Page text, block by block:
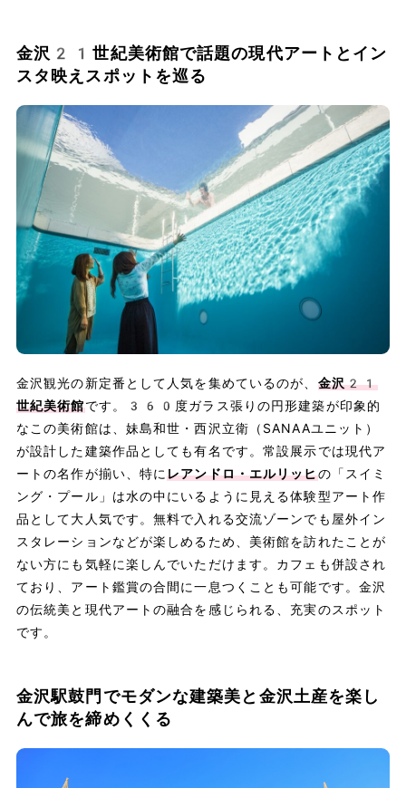
金沢21世紀美術館で話題の現代アートとイン
スタ映えスポットを巡る
金沢観光の新定番として人気を集めているのが、 金沢21
世紀美術館です。360度ガラス張りの円形建築が印象的
なこの美術館は、妹島和世・西沢立衛（SANAAユニット）
が設計した建築作品としても有名です。常設展示では現代ア
ートの名作が揃い、特にレアンドロ・エルリッヒの「スイミ
ング・プール」は水の中にいるように見える体験型アート作
品として大人気です。無料で入れる交流ゾーンでも屋外イン
スタレーションなどが楽しめるため、美術館を訪れたことが
ない方にも気軽に楽しんでいただけます。カフェも併設され
ており、アート鑑賞の合間に一息つくことも可能です。金沢
の伝統美と現代アートの融合を感じられる、充実のスポット
です。
金沢駅鼓門でモダンな建築美と金沢土産を楽し
んで旅を締めくくる